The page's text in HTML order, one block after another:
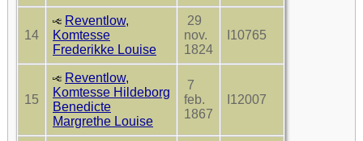
14
Reventlow,
Komtesse
Frederikke Louise
29
nov.
1824
I10765
15
Reventlow,
Komtesse Hildeborg
Benedicte
Margrethe Louise
7
feb.
1867
I12007